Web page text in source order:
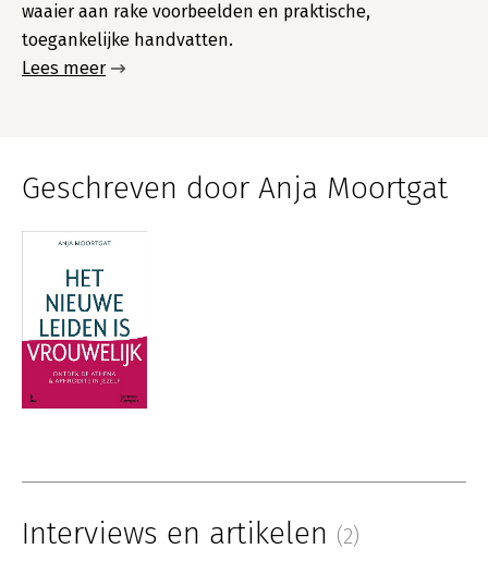
waaier aan rake voorbeelden en praktische,
toegankelijke handvatten.
Lees meer
Geschreven door Anja Moortgat
Interviews en artikelen (2)